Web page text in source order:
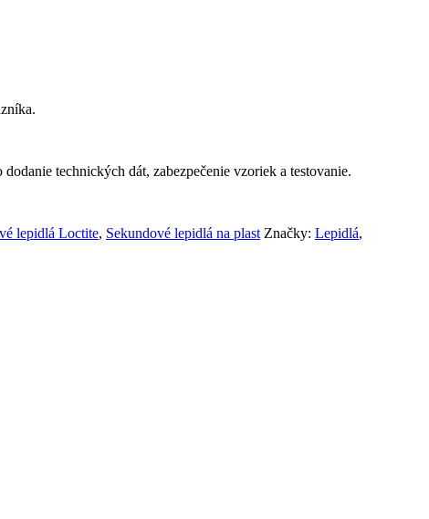
technických dát, zabezpečenie vzoriek a testovanie.
lepidlá Loctite, Sekundové lepidlá na plast Značky: Lepidlá,